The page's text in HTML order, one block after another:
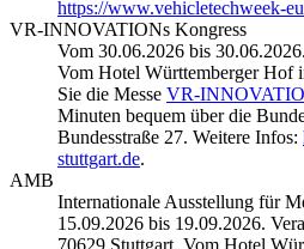
https://www.vehicletechweek-
VR-INNOVATIONs Kongress
Vom 30.06.2026 bis
Vom Hotel Württemberger Hof
Sie die Messe VR-
Minuten bequem über die
Bundesstraße 27. Weitere Infos:
stuttgart.de.
AMB
Internationale Ausstellung für
15.09.2026 bis 19.09.2026.
70629 Stuttgart. Vom Hotel